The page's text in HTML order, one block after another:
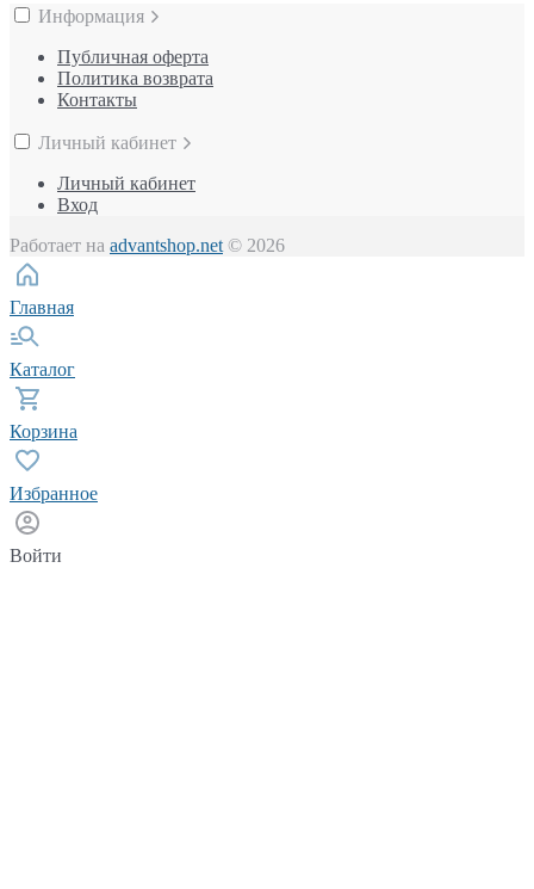
Информация
Публичная оферта
Политика возврата
Контакты
Личный кабинет
Личный кабинет
Вход
Работает на advantshop.net © 2026
Главная
Каталог
Корзина
Избранное
Войти